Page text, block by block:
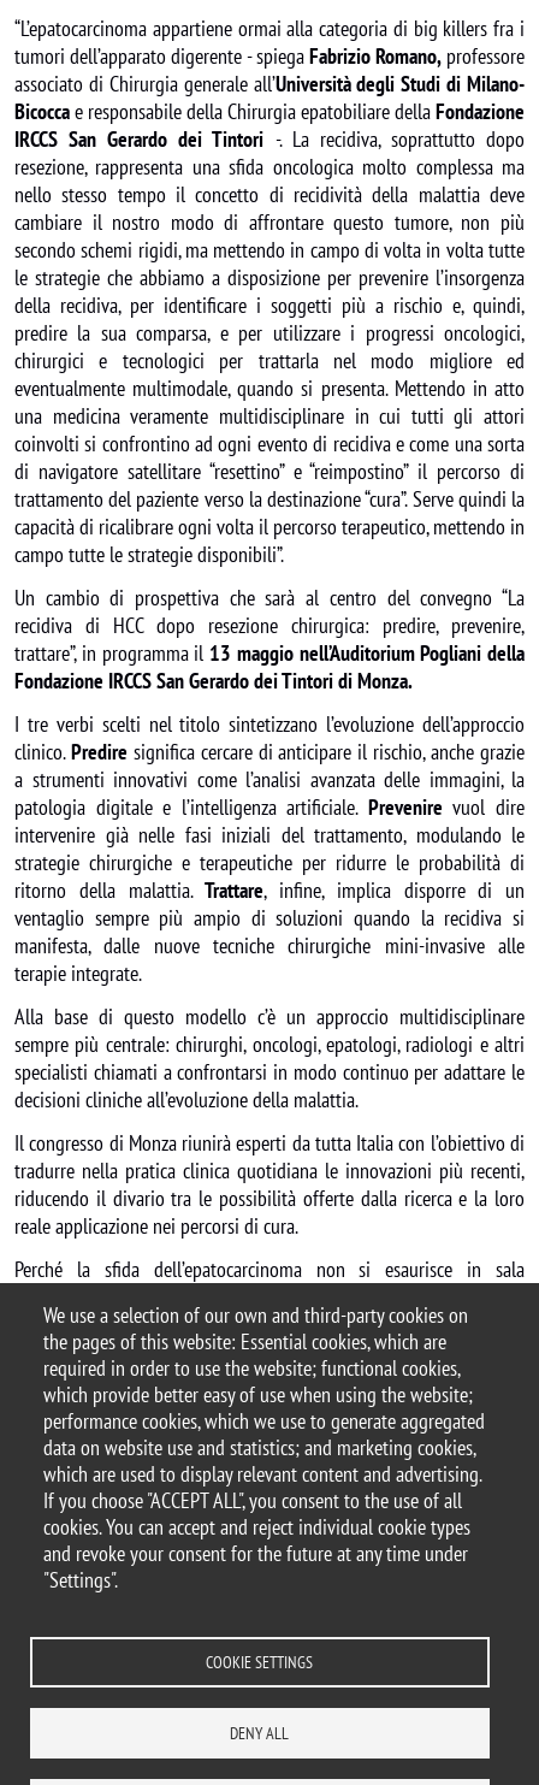
We use a selection of our own and third-party cookies on
the pages of this website: Essential cookies, which are
required in order to use the website; functional cookies,
which provide better easy of use when using the website;
performance cookies, which we use to generate aggregated
data on website use and statistics; and marketing cookies,
which are used to display relevant content and advertising.
If you choose "ACCEPT ALL", you consent to the use of all
cookies. You can accept and reject individual cookie types
and revoke your consent for the future at any time under
"Settings".
COOKIE SETTINGS
DENY ALL
“L’epatocarcinoma appartiene ormai alla categoria di big killers fra i
tumori dell’apparato digerente - spiegaFabrizio Romano, professore
associato di Chirurgia generale all’Università degli Studi di Milano-
Bicoccae responsabile della Chirurgia epatobiliare dellaFondazione
IRCCS San Gerardo dei Tintori -. La recidiva, soprattutto dopo
resezione, rappresenta una sfida oncologica molto complessa ma
nello stesso tempo il concetto di recidività della malattia deve
cambiare il nostro modo di affrontare questo tumore, non più
secondo schemi rigidi, ma mettendo in campo di volta in volta tutte
le strategie che abbiamo a disposizione per prevenire l’insorgenza
della recidiva, per identificare i soggetti più a rischio e, quindi,
predire la sua comparsa, e per utilizzare i progressi oncologici,
chirurgici e tecnologici per trattarla nel modo migliore ed
eventualmente multimodale, quando si presenta. Mettendo in atto
una medicina veramente multidisciplinare in cui tutti gli attori
coinvolti si confrontino ad ogni evento di recidiva e come una sorta
di navigatore satellitare “resettino” e “reimpostino” il percorso di
trattamento del paziente verso la destinazione “cura”. Serve quindi la
capacità di ricalibrare ogni volta il percorso terapeutico, mettendo in
campo tutte le strategie disponibili”.
Un cambio di prospettiva che sarà al centro del convegno “La
recidiva di HCC dopo resezione chirurgica: predire, prevenire,
trattare”, in programma il 13 maggio nell’Auditorium Pogliani della
Fondazione IRCCS San Gerardo dei Tintori di Monza.
I tre verbi scelti nel titolo sintetizzano l’evoluzione dell’approccio
clinico.Predire significa cercare di anticipare il rischio, anche grazie
a strumenti innovativi come l’analisi avanzata delle immagini, la
patologia digitale e l’intelligenza artificiale. Prevenire vuol dire
intervenire già nelle fasi iniziali del trattamento, modulando le
strategie chirurgiche e terapeutiche per ridurre le probabilità di
ritorno della malattia.Trattare, infine, implica disporre di un
ventaglio sempre più ampio di soluzioni quando la recidiva si
manifesta, dalle nuove tecniche chirurgiche mini-invasive alle
terapie integrate.
Alla base di questo modello c’è un approccio multidisciplinare
sempre più centrale: chirurghi, oncologi, epatologi, radiologi e altri
specialisti chiamati a confrontarsi in modo continuo per adattare le
decisioni cliniche all’evoluzione della malattia.
Il congresso di Monza riunirà esperti da tutta Italia con l’obiettivo di
tradurre nella pratica clinica quotidiana le innovazioni più recenti,
riducendo il divario tra le possibilità offerte dalla ricerca e la loro
reale applicazione nei percorsi di cura.
Perché la sfida dell’epatocarcinoma non si esaurisce in sala
strategie, riconsiderare le scelte e accompagnare il paziente lungo
un percorso che, sempre più, richiede flessibilità e visione integrata.
Vai al programma
© 2025 University of Milano-Bicocca
Piazza dell'Ateneo Nuovo, 1 - 20126, Milan
PEC address: ateneo.bicocca@pec.unimib.it
Privacy and cookie policy Transparency
Accessibility Statistiche di accesso Change your mind on cookies